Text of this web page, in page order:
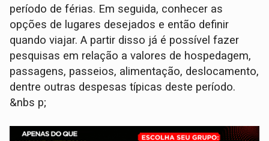
período de férias. Em seguida, conhecer as
opções de lugares desejados e então definir
quando viajar. A partir disso já é possível fazer
pesquisas em relação a valores de hospedagem,
passagens, passeios, alimentação, deslocamento,
dentre outras despesas típicas deste período.
&nbs p;